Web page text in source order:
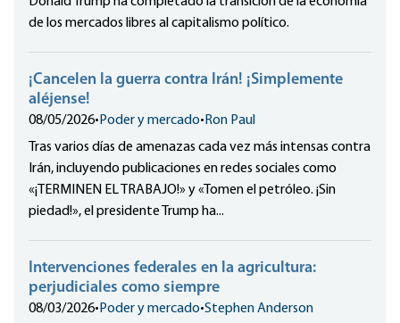
de los mercados libres al capitalismo político.
¡Cancelen la guerra contra Irán! ¡Simplemente
aléjense!
08/05/2026•Poder y mercado•Ron Paul
Tras varios días de amenazas cada vez más intensas contra
Irán, incluyendo publicaciones en redes sociales como
«¡TERMINEN EL TRABAJO!» y «Tomen el petróleo. ¡Sin
piedad!», el presidente Trump ha...
Intervenciones federales en la agricultura:
perjudiciales como siempre
08/03/2026•Poder y mercado•Stephen Anderson